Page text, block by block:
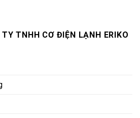
TNHH CƠ ĐIỆN LẠNH ERIKO